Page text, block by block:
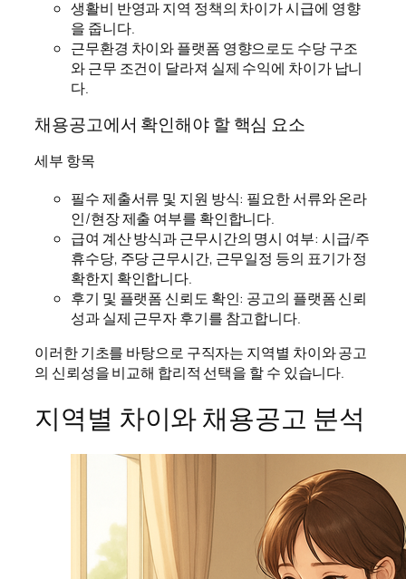
생활비 반영과 지역 정책의 차이가 시급에 영향
을 줍니다.
근무환경 차이와 플랫폼 영향으로도 수당 구조
와 근무 조건이 달라져 실제 수익에 차이가 납니
다.
채용공고에서 확인해야 할 핵심 요소
세부 항목
필수 제출서류 및 지원 방식: 필요한 서류와 온라
인/현장 제출 여부를 확인합니다.
급여 계산 방식과 근무시간의 명시 여부: 시급/주
휴수당, 주당 근무시간, 근무일정 등의 표기가 정
확한지 확인합니다.
후기 및 플랫폼 신뢰도 확인: 공고의 플랫폼 신뢰
성과 실제 근무자 후기를 참고합니다.
이러한 기초를 바탕으로 구직자는 지역별 차이와 공고
의 신뢰성을 비교해 합리적 선택을 할 수 있습니다.
지역별 차이와 채용공고 분석